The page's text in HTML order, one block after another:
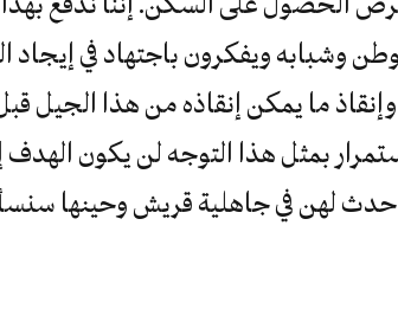
وشبابه ويفكرون باجتهاد في إيجاد
ما يمكن إنقاذه من هذا الجيل
بمثل هذا التوجه لن يكون الهدف
حدث لهن في جاهلية قريش وحينها